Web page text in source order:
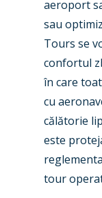
aeroport
sau
Tours se
confortul
în care
cu
călătorie
este
tour